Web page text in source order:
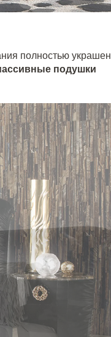
полностью украшен
подушки